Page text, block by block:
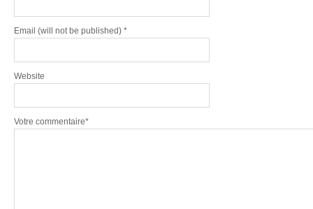
Email (will not be published) *
Website
Votre commentaire*